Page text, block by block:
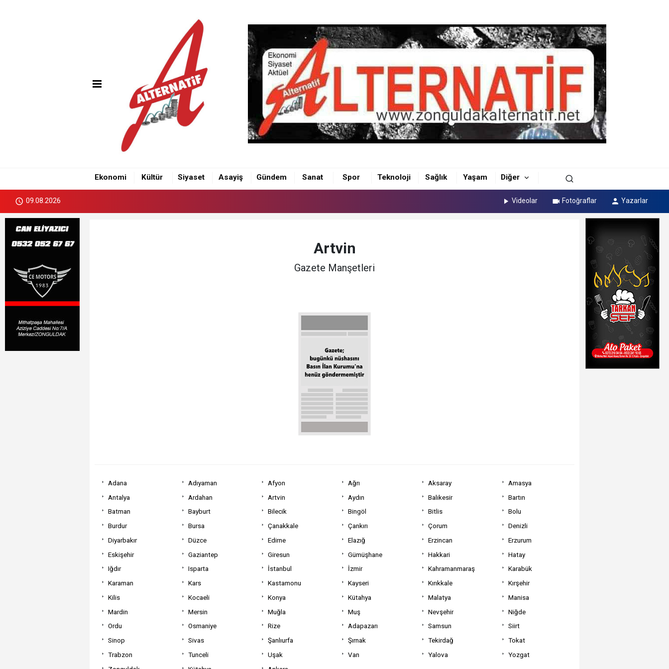
Ekonomi Kültür Siyaset Asayiş Gündem Sanat Spor Teknoloji Sağlık Yaşam Diğer
09.08.2026 Videolar Fotoğraflar Yazarlar
Artvin
Gazete Manşetleri
Adana Adıyaman Afyon Ağrı Aksaray
Amasya
Antalya
Ardahan Artvin Aydın Balıkesir
Bartın
Batman
Bayburt Bilecik Bingöl Bitlis
Bolu
Burdur
Bursa Çanakkale Çankırı Çorum
Denizli
Diyarbakır
Düzce Edirne Elazığ Erzincan
Erzurum
Eskişehir
Gaziantep Giresun Gümüşhane Hakkari
Hatay
Iğdır
Isparta İstanbul İzmir Kahramanmaraş
Karabük
Karaman
Kars Kastamonu Kayseri Kırıkkale
Kırşehir
Kilis
Kocaeli Konya Kütahya Malatya
Manisa
Mardin
Mersin Muğla Muş Nevşehir
Niğde
Ordu
Osmaniye Rize Adapazarı Samsun
Siirt
Sinop
Sivas Şanlıurfa Şırnak Tekirdağ
Tokat
Trabzon
Tunceli Uşak Van Yalova
Yozgat